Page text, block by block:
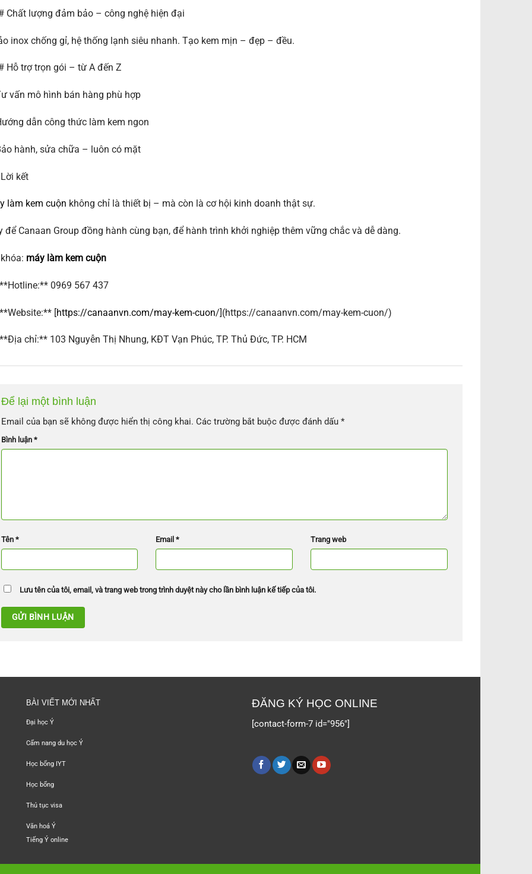
Chất lượng đảm bảo – công nghệ hiện đại
inox chống gỉ, hệ thống lạnh siêu nhanh. Tạo kem mịn – đẹp – đều.
Hỗ trợ trọn gói – từ A đến Z
vấn mô hình bán hàng phù hợp
dẫn công thức làm kem ngon
hành, sửa chữa – luôn có mặt
kết
làm kem cuộn không chỉ là thiết bị – mà còn là cơ hội kinh doanh thật sự.
để Canaan Group đồng hành cùng bạn, để hành trình khởi nghiệp thêm vững chắc và dễ dàng.
máy làm kem cuộn
**Hotline:** 0969 567 437
**Website:** [https://canaanvn.com/may-kem-cuon/](https://canaanvn.com/may-kem-cuon/)
**Địa chỉ:** 103 Nguyễn Thị Nhung, KĐT Vạn Phúc, TP. Thủ Đức, TP. HCM
Để lại một bình luận
Email của bạn sẽ không được hiển thị công khai. Các trường bắt buộc được đánh dấu *
Bình luận *
Tên * Email* Trang web
Lưu tên của tôi, email, và trang web trong trình duyệt này cho lần bình luận kế tiếp của tôi.
BÀI VIẾT MỚI NHẤT
Đại học Ý
Cẩm nang du học Ý
Học bổng IYT
Học bổng
Thủ tục visa
Văn hoá Ý
Tiếng Ý online
ĐĂNG KÝ HỌC ONLINE
[contact-form-7 id="956"]